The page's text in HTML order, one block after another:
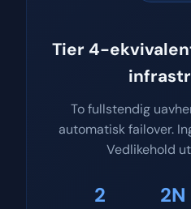
Tier 4-
To fullstendig
automatisk failover.
Vedlikehold
2 2N